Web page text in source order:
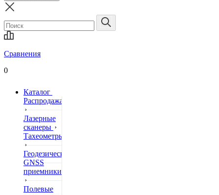
Сравнения
0
Каталог
Распродажа
Лазерные
сканеры
Тахеометры
Геодезические
GNSS
приемники
Полевые